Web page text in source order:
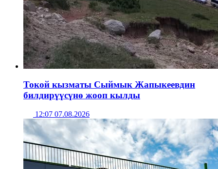
Токой кызматы Сыймык Жапыкеевдин
билдирүүсүнө жооп кылды
12:07 07.08.2026